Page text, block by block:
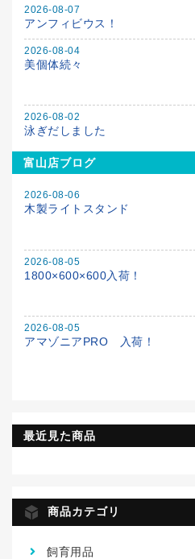
2026-08-07
アンフィビウス！
2026-08-04
美個体続々
2026-08-02
泳ぎだしました
富山店ブログ
2026-08-06
木製ライトスタンド
2026-08-05
1800×600×600入荷！
2026-08-05
アマゾニアPRO 入荷！
最近見た商品
商品カテゴリ
飼育用品